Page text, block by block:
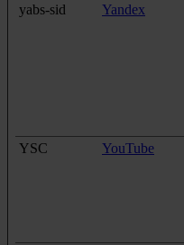
yabs-sid Yandex
YSC YouTube